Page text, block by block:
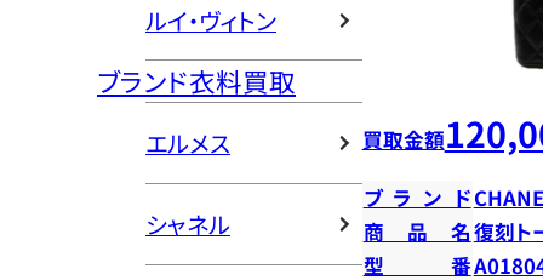
ルイ・ヴィトン
ブランド衣料買取
エルメス
シャネル
買取金額
ブランド
商品名復刻ト
型番